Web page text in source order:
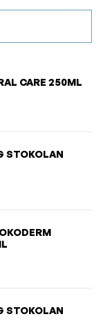
CARE 250ML
STOKOLAN
STOKOLAN